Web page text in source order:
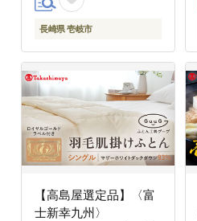
100000円 10万円
長崎県 壱岐市
【高島屋選定品】〈富
士新幸九州〉